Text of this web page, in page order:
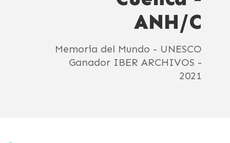
ANH/C
Memoria del Mundo - UNESCO
Ganador IBER ARCHIVOS -
2021